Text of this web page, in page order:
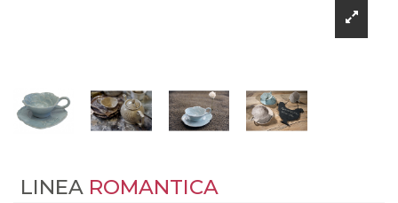
LINEA ROMANTICA